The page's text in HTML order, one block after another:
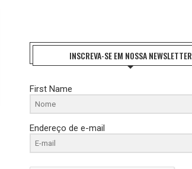
REFORMA TRIBUTÁRIA: O DESAFIO DA
IMPLEMENTAÇÃO E A...
27 de julho de 2026
INSCREVA-SE EM NOSSA NEWSLETTER
First Name
Endereço de e-mail